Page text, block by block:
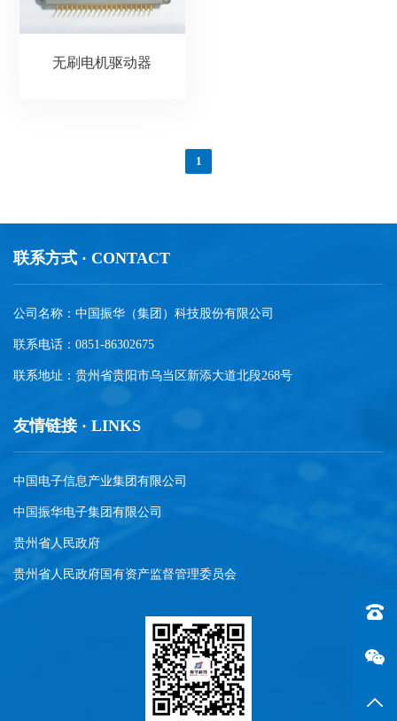
无刷电机驱动器
1
联系方式 · CONTACT
公司名称：中国振华（集团）科技股份有限公司
联系电话：0851-86302675
联系地址：贵州省贵阳市乌当区新添大道北段268号
友情链接 · LINKS
中国电子信息产业集团有限公司
中国振华电子集团有限公司
贵州省人民政府
贵州省人民政府国有资产监督管理委员会
联系
返回